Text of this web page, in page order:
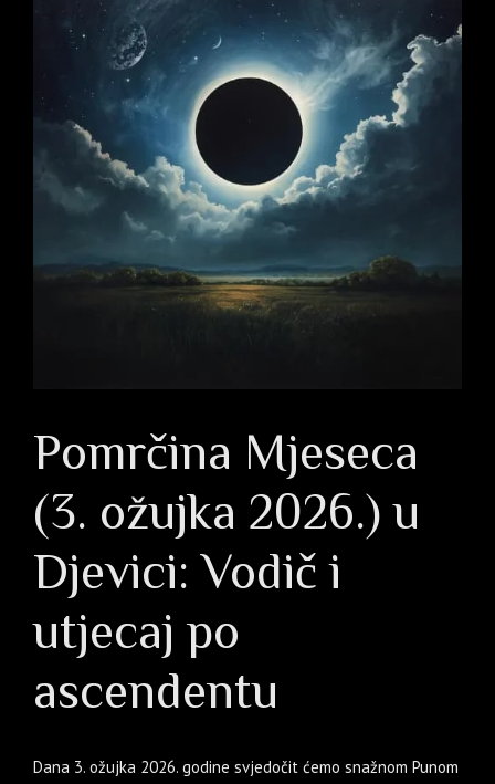
Pomrčina Mjeseca
(3. ožujka 2026.) u
Djevici: Vodič i
utjecaj po
ascendentu
Dana 3. ožujka 2026. godine svjedočit ćemo snažnom Punom